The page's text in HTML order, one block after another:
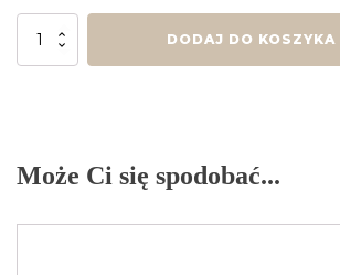
ilość
DODAJ DO KOSZYKA
Może Ci się spodobać...